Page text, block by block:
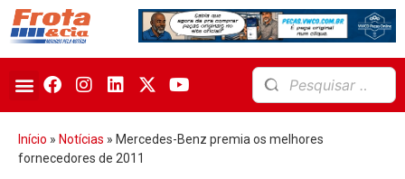
Início » Notícias » Mercedes-Benz premia os melhores
fornecedores de 2011